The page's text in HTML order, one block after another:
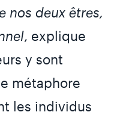
nos deux êtres,
, explique
y sont
métaphore
les individus